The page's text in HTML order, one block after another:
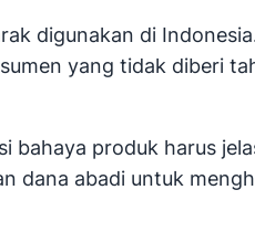
digunakan di
yang tidak diberi
bahaya produk harus
dana abadi untuk